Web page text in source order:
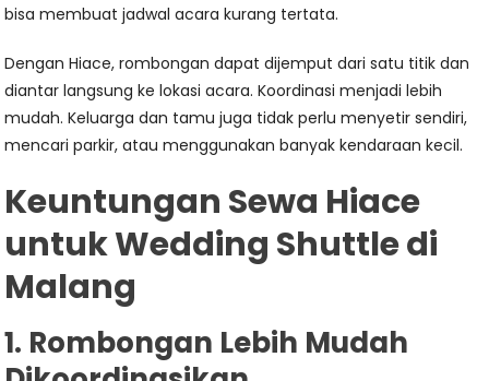
bisa membuat jadwal acara kurang tertata.
Dengan Hiace, rombongan dapat dijemput dari satu titik dan
diantar langsung ke lokasi acara. Koordinasi menjadi lebih
mudah. Keluarga dan tamu juga tidak perlu menyetir sendiri,
mencari parkir, atau menggunakan banyak kendaraan kecil.
Keuntungan Sewa Hiace
untuk Wedding Shuttle di
Malang
1. Rombongan Lebih Mudah